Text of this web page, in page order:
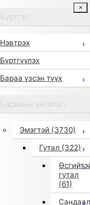
Бүртгэл
Нэвтрэх
Бүртгүүлэх
Бараа үзсэн түүх
Барааны ангилал
Эмэгтэй (3730)
Гутал (322)
гутал
(61)
Сандаал